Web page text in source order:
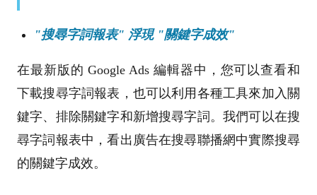
"搜尋字詞報表" 浮現 "關鍵字成效"
在最新版的 Google Ads 編輯器中，您可以查看和
下載搜尋字詞報表，也可以利用各種工具來加入關
鍵字、排除關鍵字和新增搜尋字詞。我們可以在搜
尋字詞報表中，看出廣告在搜尋聯播網中實際搜尋
的關鍵字成效。